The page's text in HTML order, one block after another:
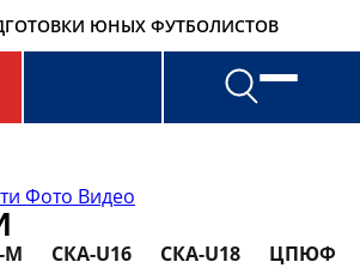
ЮНЫХ ФУТБОЛИСТОВ
Фото Видео
М СКА-U16 СКА-U18 ЦПЮФ